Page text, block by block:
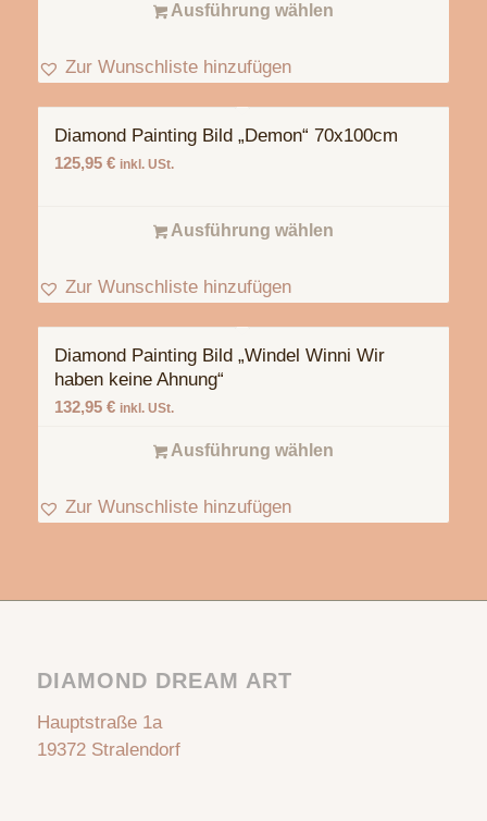
Ausführung wählen
Zur Wunschliste hinzufügen
Diamond Painting Bild „Demon“ 70x100cm
125,95 € inkl. USt.
Ausführung wählen
Zur Wunschliste hinzufügen
Diamond Painting Bild „Windel Winni Wir
haben keine Ahnung“
132,95 € inkl. USt.
Ausführung wählen
Zur Wunschliste hinzufügen
DIAMOND DREAM ART
Hauptstraße 1a
19372 Stralendorf